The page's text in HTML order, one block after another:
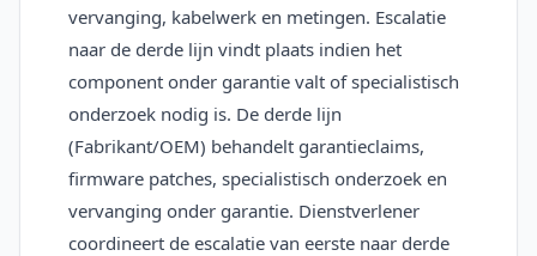
vervanging, kabelwerk en metingen. Escalatie
naar de derde lijn vindt plaats indien het
component onder garantie valt of specialistisch
onderzoek nodig is. De derde lijn
(Fabrikant/OEM) behandelt garantieclaims,
firmware patches, specialistisch onderzoek en
vervanging onder garantie. Dienstverlener
coordineert de escalatie van eerste naar derde